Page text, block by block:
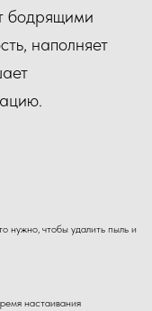
бодрящими
наполняет
нужно, чтобы удалить пыль и
настаивания